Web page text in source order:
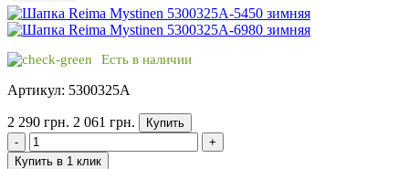
Есть в наличии
Артикул: 5300325A
2 290 грн. 2 061 грн.
Купить
-
+
Купить в 1 клик